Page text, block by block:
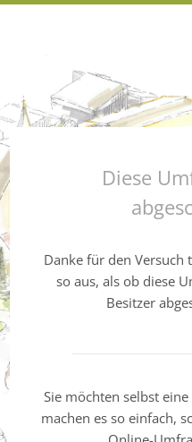
Diese
Danke für den Versuch
so aus, als ob diese
Besitzer
Sie möchten selbst
machen es so einfach,